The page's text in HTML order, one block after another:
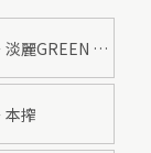
＞ 淡麗GREEN LABEL
本搾